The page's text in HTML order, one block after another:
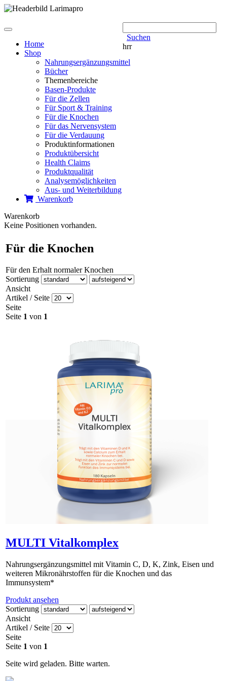
Suchen
hrr
Toggle
navigationHome
Shop
Nahrungs­ergänzungs­mittel
Bücher
Themenbereiche
Basen-Produkte
Für die Zellen
Für Sport & Training
Für die Knochen
Für das Nervensystem
Für die Verdauung
Produktinformationen
Produktübersicht
Health Claims
Produktqualität
Analysemöglichkeiten
Aus- und Weiterbildung
Warenkorb
Warenkorb
Keine Positionen vorhanden.
Für die Knochen
Für den Erhalt normaler Knochen
Sortierung
Ansicht
Artikel / Seite
Seite
Seite 1 von 1
MULTI Vitalkomplex
Nahrungsergänzungsmittel mit Vitamin C, D, K, Zink, Eisen und
weiteren Mikronährstoffen für die Knochen und das
Immunsystem*
NEU:
MULTI Vitalkomplex ist inzwischen als Granulat erhältlich.
Es wird über eine separate Plattform bestellt.
Bitte kontaktieren Sie uns über info[at]larimapro.de für die
Erstbestellung!
Produkt ansehen
Sortierung
Ansicht
Artikel / Seite
Seite
Seite 1 von 1
Seite wird geladen. Bitte warten.